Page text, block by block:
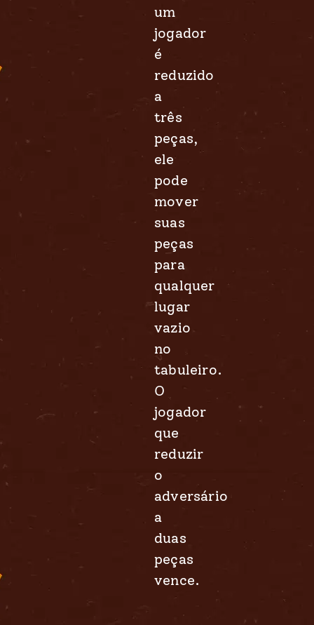
um
jogador
é
reduzido
a
três
peças,
ele
pode
mover
suas
peças
para
qualquer
lugar
vazio
no
tabuleiro.
O
jogador
que
reduzir
o
adversário
a
duas
peças
vence.